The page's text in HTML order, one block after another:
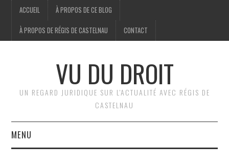
ACCUEIL À PROPOS DE CE BLOG
À PROPOS DE RÉGIS DE CASTELNAU CONTACT
VU DU DROIT
UN REGARD JURIDIQUE SUR L'ACTUALITÉ AVEC RÉGIS DE
CASTELNAU
MENU